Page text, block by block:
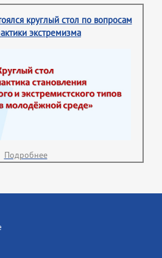
круглый стол по вопросам
экстремизма
Подробнее